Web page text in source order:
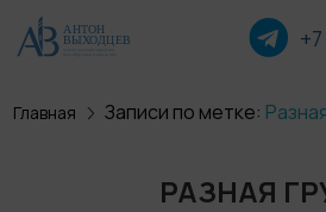
Пластика лица
Пластика груди
Главная Записи по метке:
РАЗНАЯ